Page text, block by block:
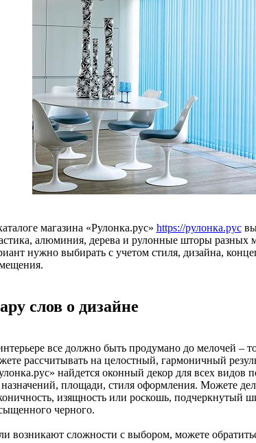
магазина «Рулонка.рус» https://рулонка.русвы
алюминия, дерева и рулонные шторы разных
нужно выбирать с учетом стиля, дизайна,
слов о дизайне
все должно быть продумано до мелочей –
рассчитывать на целостный, гармоничный
найдется оконный декор для всех видов
площади, стиля оформления. Можете
изящность или роскошь, подчеркнутый
черного.
возникают сложности с выбором, можете